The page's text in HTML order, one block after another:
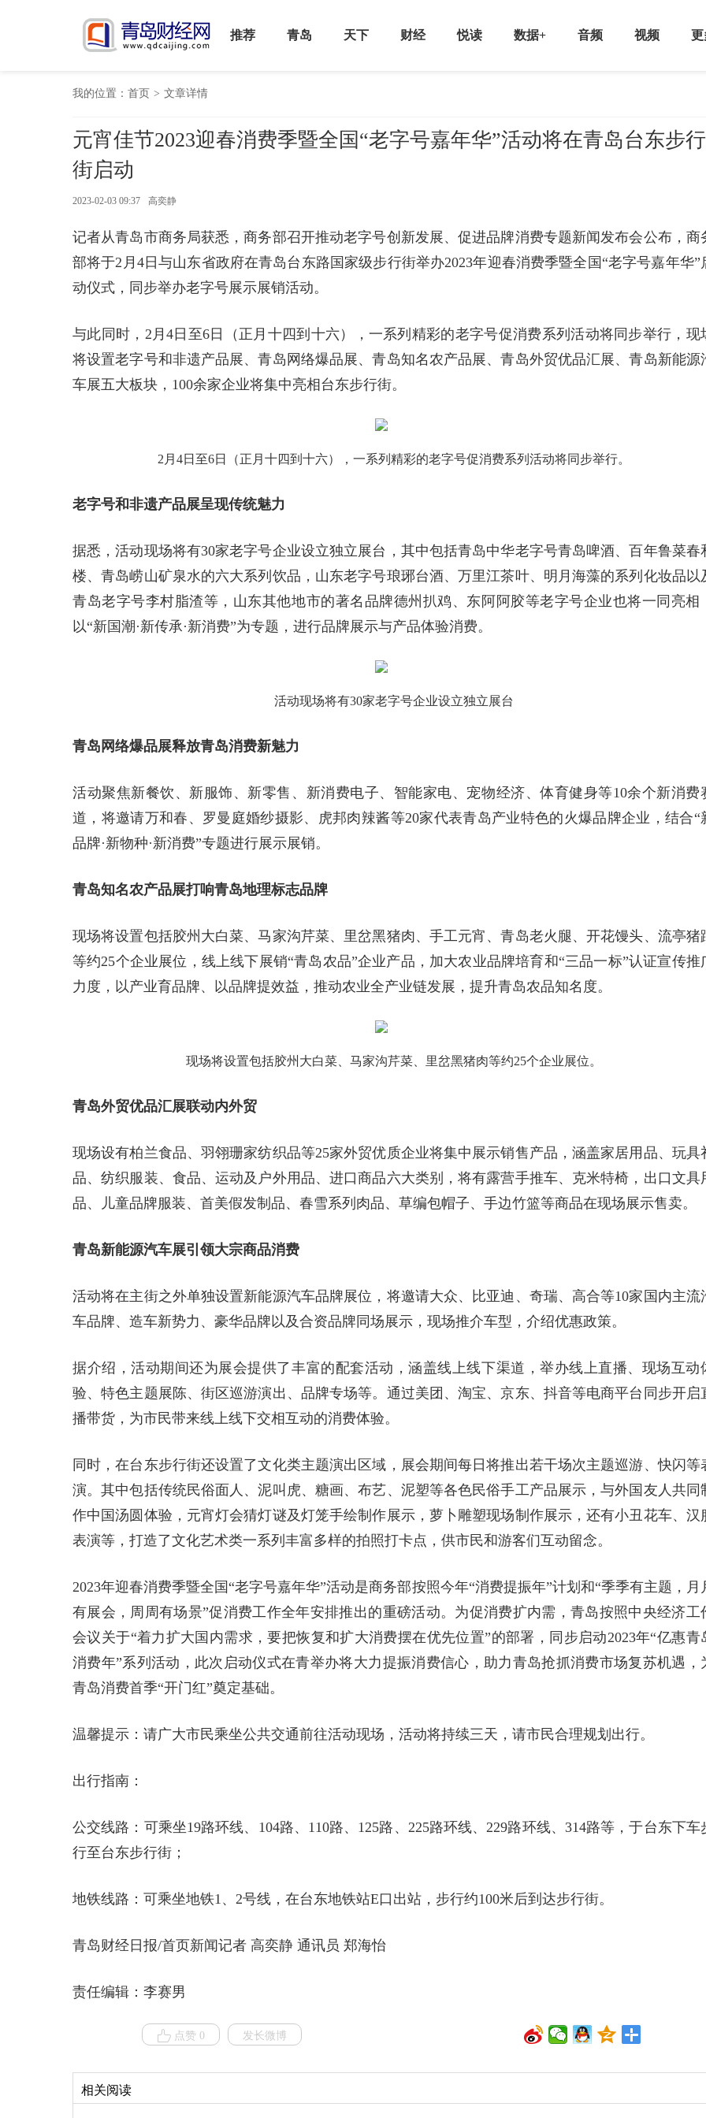
推荐 青岛 天下 财经 悦读 数据+ 音频 视频 更
我的位置： 首页 > 文章详情
元宵佳节2023迎春消费季暨全国“老字号嘉年华”活动将在青岛台东步行
街启动
2023-02-03 09:37 高奕静
记者从青岛市商务局获悉，商务部召开推动老字号创新发展、促进品牌消费专题新闻发布会公布，商
部将于2月4日与山东省政府在青岛台东路国家级步行街举办2023年迎春消费季暨全国“老字号嘉年华”
动仪式，同步举办老字号展示展销活动。
与此同时，2月4日至6日（正月十四到十六），一系列精彩的老字号促消费系列活动将同步举行，现
将设置老字号和非遗产品展、青岛网络爆品展、青岛知名农产品展、青岛外贸优品汇展、青岛新能源
车展五大板块，100余家企业将集中亮相台东步行街。
2月4日至6日（正月十四到十六），一系列精彩的老字号促消费系列活动将同步举行。
老字号和非遗产品展呈现传统魅力
据悉，活动现场将有30家老字号企业设立独立展台，其中包括青岛中华老字号青岛啤酒、百年鲁菜春
楼、青岛崂山矿泉水的六大系列饮品，山东老字号琅琊台酒、万里江茶叶、明月海藻的系列化妆品以
青岛老字号李村脂渣等，山东其他地市的著名品牌德州扒鸡、东阿阿胶等老字号企业也将一同亮相
以“新国潮·新传承·新消费”为专题，进行品牌展示与产品体验消费。
活动现场将有30家老字号企业设立独立展台
青岛网络爆品展释放青岛消费新魅力
活动聚焦新餐饮、新服饰、新零售、新消费电子、智能家电、宠物经济、体育健身等10余个新消费
道，将邀请万和春、罗曼庭婚纱摄影、虎邦肉辣酱等20家代表青岛产业特色的火爆品牌企业，结合“
品牌·新物种·新消费”专题进行展示展销。
青岛知名农产品展打响青岛地理标志品牌
现场将设置包括胶州大白菜、马家沟芹菜、里岔黑猪肉、手工元宵、青岛老火腿、开花馒头、流亭猪
等约25个企业展位，线上线下展销“青岛农品”企业产品，加大农业品牌培育和“三品一标”认证宣传推
力度，以产业育品牌、以品牌提效益，推动农业全产业链发展，提升青岛农品知名度。
现场将设置包括胶州大白菜、马家沟芹菜、里岔黑猪肉等约25个企业展位。
青岛外贸优品汇展联动内外贸
现场设有柏兰食品、羽翎珊家纺织品等25家外贸优质企业将集中展示销售产品，涵盖家居用品、玩具
品、纺织服装、食品、运动及户外用品、进口商品六大类别，将有露营手推车、克米特椅，出口文具
品、儿童品牌服装、首美假发制品、春雪系列肉品、草编包帽子、手边竹篮等商品在现场展示售卖。
青岛新能源汽车展引领大宗商品消费
活动将在主街之外单独设置新能源汽车品牌展位，将邀请大众、比亚迪、奇瑞、高合等10家国内主流
车品牌、造车新势力、豪华品牌以及合资品牌同场展示，现场推介车型，介绍优惠政策。
据介绍，活动期间还为展会提供了丰富的配套活动，涵盖线上线下渠道，举办线上直播、现场互动
验、特色主题展陈、街区巡游演出、品牌专场等。通过美团、淘宝、京东、抖音等电商平台同步开启
播带货，为市民带来线上线下交相互动的消费体验。
同时，在台东步行街还设置了文化类主题演出区域，展会期间每日将推出若干场次主题巡游、快闪等
演。其中包括传统民俗面人、泥叫虎、糖画、布艺、泥塑等各色民俗手工产品展示，与外国友人共同
作中国汤圆体验，元宵灯会猜灯谜及灯笼手绘制作展示，萝卜雕塑现场制作展示，还有小丑花车、汉
表演等，打造了文化艺术类一系列丰富多样的拍照打卡点，供市民和游客们互动留念。
2023年迎春消费季暨全国“老字号嘉年华”活动是商务部按照今年“消费提振年”计划和“季季有主题，月
有展会，周周有场景”促消费工作全年安排推出的重磅活动。为促消费扩内需，青岛按照中央经济工
会议关于“着力扩大国内需求，要把恢复和扩大消费摆在优先位置”的部署，同步启动2023年“亿惠青
消费年”系列活动，此次启动仪式在青举办将大力提振消费信心，助力青岛抢抓消费市场复苏机遇，
青岛消费首季“开门红”奠定基础。
温馨提示：请广大市民乘坐公共交通前往活动现场，活动将持续三天，请市民合理规划出行。
出行指南：
公交线路：可乘坐19路环线、104路、110路、125路、225路环线、229路环线、314路等，于台东下车
行至台东步行街；
地铁线路：可乘坐地铁1、2号线，在台东地铁站E口出站，步行约100米后到达步行街。
青岛财经日报/首页新闻记者 高奕静 通讯员 郑海怡
责任编辑：李赛男
点赞 0 发长微博
相关阅读